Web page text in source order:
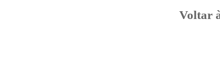
Voltar